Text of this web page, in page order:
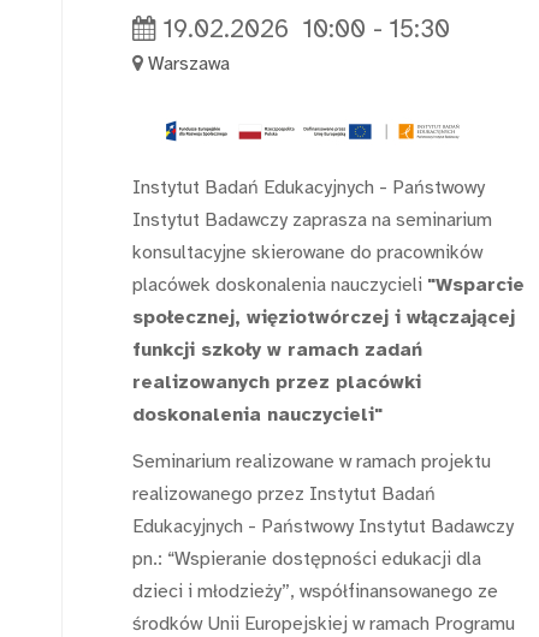
19.02.2026 10:00 - 15:30
Warszawa
Instytut Badań Edukacyjnych - Państwowy
Instytut Badawczy zaprasza na seminarium
konsultacyjne skierowane do pracowników
placówek doskonalenia nauczycieli "Wsparcie
społecznej, więziotwórczej i włączającej
funkcji szkoły w ramach zadań
realizowanych przez placówki
doskonalenia nauczycieli"
Seminarium realizowane w ramach projektu
realizowanego przez Instytut Badań
Edukacyjnych - Państwowy Instytut Badawczy
pn.: “Wspieranie dostępności edukacji dla
dzieci i młodzieży”, współfinansowanego ze
środków Unii Europejskiej w ramach Programu